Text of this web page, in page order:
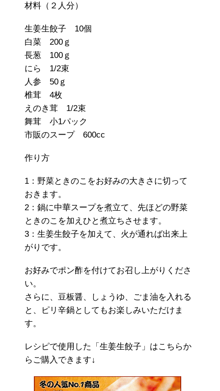
材料（２人分）
生姜生餃子 10個
白菜 200ｇ
長葱 100ｇ
にら 1/2束
人参 50ｇ
椎茸 4枚
えのき茸 1/2束
舞茸 小1パック
市販のスープ 600cc
作り方
1：野菜ときのこをお好みの大きさに切って
おきます。
2：鍋に中華スープを煮立て、先ほどの野菜
ときのこを加えひと煮立ちさせます。
3：生姜生餃子を加えて、火が通れば出来上
がりです。
お好みでポン酢を付けてお召し上がりくださ
い。
さらに、豆板醤、しょうゆ、ごま油を入れる
と、ピリ辛鍋としてもお楽しみいただけま
す。
レシピで使用した「生姜生餃子」はこちらか
らご購入できます↓